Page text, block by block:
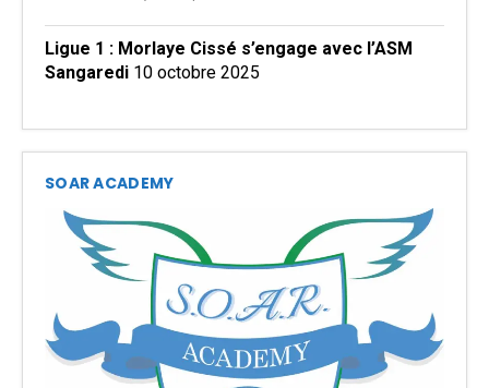
Ligue 1 : Morlaye Cissé s’engage avec l’ASM
Sangaredi 10 octobre 2025
SOAR ACADEMY